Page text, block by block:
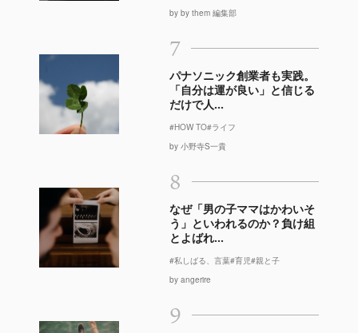
by by them 編集部
7
パナソニック創業者も実践。
「自分は運が良い」と信じる
だけで人...
#HOW TO#ライフ
by 小野寺S一貴
8
なぜ「男の子ママはかわいそ
う」といわれるのか？負け組
とよばれ...
#私しばる、言葉#育児#親と子
by angerire
9